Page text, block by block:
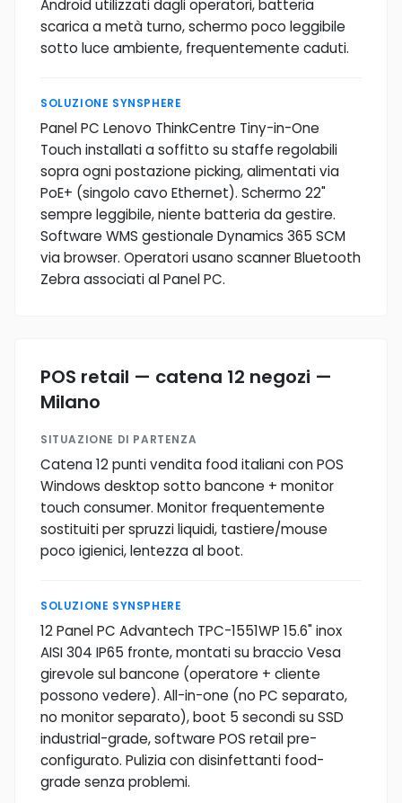
Android utilizzati dagli operatori, batteria
scarica a metà turno, schermo poco leggibile
sotto luce ambiente, frequentemente caduti.
SOLUZIONE SYNSPHERE
Panel PC Lenovo ThinkCentre Tiny-in-One
Touch installati a soffitto su staffe regolabili
sopra ogni postazione picking, alimentati via
PoE+ (singolo cavo Ethernet). Schermo 22"
sempre leggibile, niente batteria da gestire.
Software WMS gestionale Dynamics 365 SCM
via browser. Operatori usano scanner Bluetooth
Zebra associati al Panel PC.
POS retail — catena 12 negozi —
Milano
SITUAZIONE DI PARTENZA
Catena 12 punti vendita food italiani con POS
Windows desktop sotto bancone + monitor
touch consumer. Monitor frequentemente
sostituiti per spruzzi liquidi, tastiere/mouse
poco igienici, lentezza al boot.
SOLUZIONE SYNSPHERE
12 Panel PC Advantech TPC-1551WP 15.6" inox
AISI 304 IP65 fronte, montati su braccio Vesa
girevole sul bancone (operatore + cliente
possono vedere). All-in-one (no PC separato,
no monitor separato), boot 5 secondi su SSD
industrial-grade, software POS retail pre-
configurato. Pulizia con disinfettanti food-
grade senza problemi.